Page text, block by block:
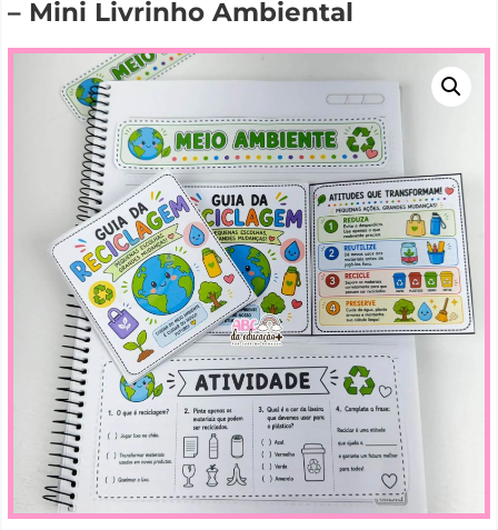
– Mini Livrinho Ambiental